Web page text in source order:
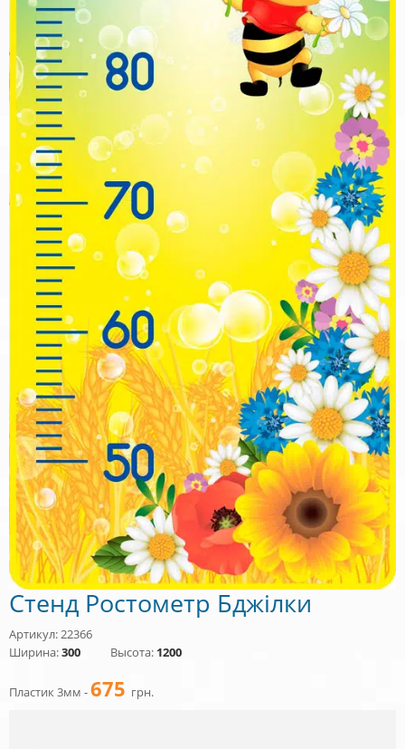
Стенд Ростометр Бджілки
Артикул: 22366
Ширина:300 Высота: 1200
Пластик 3мм -675 грн.